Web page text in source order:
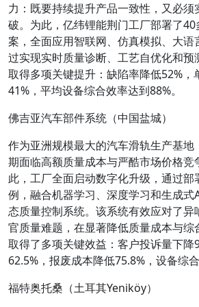
力：既要持续提升产品一致性，又必须
破。为此，亿纬锂能荆门工厂部署了
案，全面应用智联网、仿真模拟、大语
过实现实时质量诊断、工艺自优化和预
取得多项关键提升：缺陷率降低52%，
41%，平均设备综合效率达到88%。
佛吉亚汽车部件系统（中国盐城）
作为亚洲规模最大的汽车滑轨生产基地
期面临高额质量成本与严酷市场价格竞
此，工厂全面启动数字化升级，通过部
例，融合机器学习、深度学习和生成式
态质量控制系统。该系统有效应对了异
官质量难题，在显著降低质量成本与综
取得了多项关键效益：客户投诉量下降
62.5%，报废成本降低75.8%，设备综合
福特奥托桑（土耳其Yeniköy）